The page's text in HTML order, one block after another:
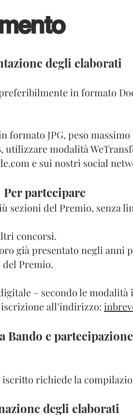
degli elaborati
in formato
JPG, peso
modalità
e sui nostri social
​Per partecipare
sezioni del Premio, senza
concorsi.
già presentato negli anni
Premio.
– secondo le modalità
all’indirizzo:
Bando e partecipazione
richiede la
degli elaborati